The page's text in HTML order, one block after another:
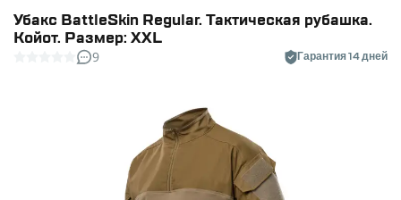
Убакс BattleSkin Regular. Тактическая рубашка.
Койот. Размер: XXL
9 Гарантия 14 дней